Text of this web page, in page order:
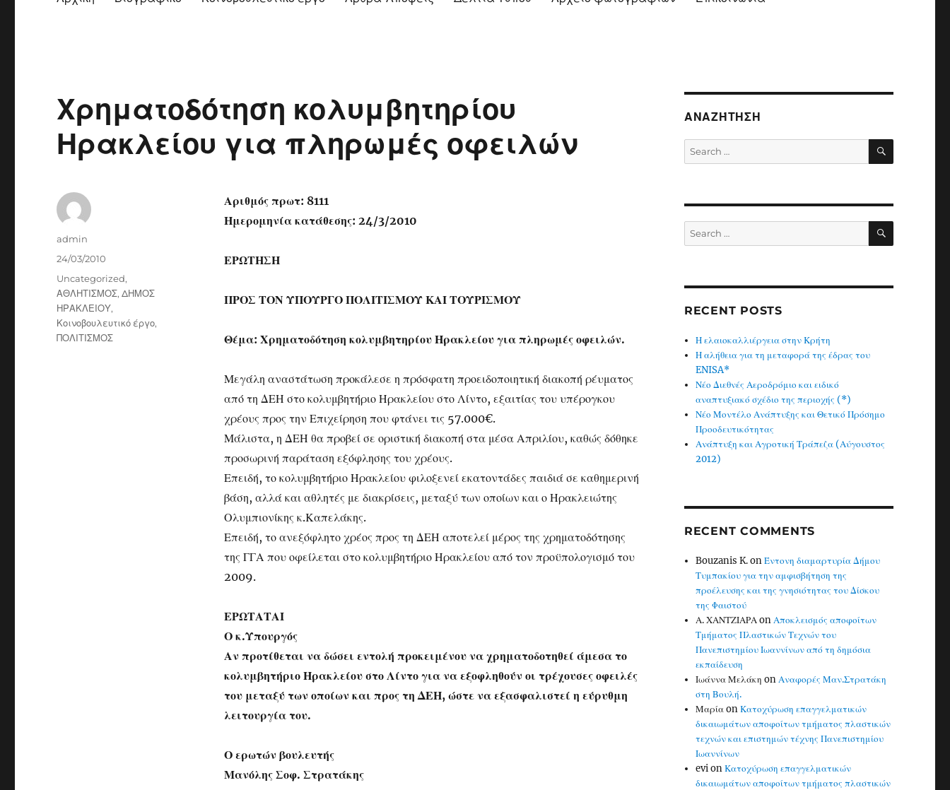
Χρηματοδότηση κολυμβητηρίου
Ηρακλείου για πληρωμές οφειλών
Αριθμός πρωτ: 8111
Ημερομηνία κατάθεσης: 24/3/2010
ΕΡΩΤΗΣΗ
ΠΡΟΣ ΤΟΝ ΥΠΟΥΡΓΟ ΠΟΛΙΤΙΣΜΟΥ ΚΑΙ ΤΟΥΡΙΣΜΟΥ
Θέμα: Χρηματοδότηση κολυμβητηρίου Ηρακλείου για πληρωμές οφειλών.
Μεγάλη αναστάτωση προκάλεσε η πρόσφατη προειδοποιητική διακοπή ρέυματος
από τη ΔΕΗ στο κολυμβητήριο Ηρακλείου στο Λίντο, εξαιτίας του υπέρογκου
χρέους προς την Επιχείρηση που φτάνει τις 57.000€.
Μάλιστα, η ΔΕΗ θα προβεί σε οριστική διακοπή στα μέσα Απριλίου, καθώς δόθηκε
προσωρινή παράταση εξόφλησης του χρέους.
Επειδή, το κολυμβητήριο Ηρακλείου φιλοξενεί εκατοντάδες παιδιά σε καθημερινή
βάση, αλλά και αθλητές με διακρίσεις, μεταξύ των οποίων και ο Ηρακλειώτης
Ολυμπιονίκης κ.Καπελάκης.
Επειδή, το ανεξόφλητο χρέος προς τη ΔΕΗ αποτελεί μέρος της χρηματοδότησης
της ΓΓΑ που οφείλεται στο κολυμβητήριο Ηρακλείου από τον προϋπολογισμό του
2009.
ΕΡΩΤΑΤΑΙ
Ο κ.Υπουργός
Αν προτίθεται να δώσει εντολή προκειμένου να χρηματοδοτηθεί άμεσα το
κολυμβητήριο Ηρακλείου στο Λίντο για να εξοφληθούν οι τρέχουσες οφειλές
του μεταξύ των οποίων και προς τη ΔΕΗ, ώστε να εξασφαλιστεί η εύρυθμη
λειτουργία του.
Ο ερωτών βουλευτής
Μανόλης Σοφ. Στρατάκης
Author
admin
Posted
24/03/2010
Categories
Uncategorized,
ΑΘΛΗΤΙΣΜΟΣ,ΔΗΜΟΣ
ΗΡΑΚΛΕΙΟΥ,
Κοινοβουλευτικό έργο,
ΠΟΛΙΤΙΣΜΟΣ
ΑΝΑΖΉΤΗΣΗ
Search
for:
SEARCH
Search
for:
SEARCH
RECENT POSTS
Η ελαιοκαλλιέργεια στην Κρήτη
Η αλήθεια για τη μεταφορά της έδρας του
ENISA*
Νέο Διεθνές Αεροδρόμιο και ειδικό
αναπτυξιακό σχέδιο της περιοχής (*)
Νέο Μοντέλο Ανάπτυξης και Θετικό Πρόσημο
Προοδευτικότητας
Ανάπτυξη και Αγροτική Τράπεζα (Αύγουστος
2012)
RECENT COMMENTS
Bouzanis K.onΈντονη διαμαρτυρία Δήμου
Τυμπακίου για την αμφισβήτηση της
προέλευσης και της γνησιότητας του Δίσκου
της Φαιστού
Α. ΧΑΝΤΖΙΑΡΑonΑποκλεισμός αποφοίτων
Τμήματος Πλαστικών Τεχνών του
Πανεπιστημίου Ιωαννίνων από τη δημόσια
εκπαίδευση
Ιωάννα Μελάκη onΑναφορές Μαν.Στρατάκη
στη Βουλή.
ΜαρίαonΚατοχύρωση επαγγελματικών
δικαιωμάτων αποφοίτων τμήματος πλαστικών
τεχνών και επιστημών τέχνης Πανεπιστημίου
Ιωαννίνων
evionΚατοχύρωση επαγγελματικών
δικαιωμάτων αποφοίτων τμήματος πλαστικών